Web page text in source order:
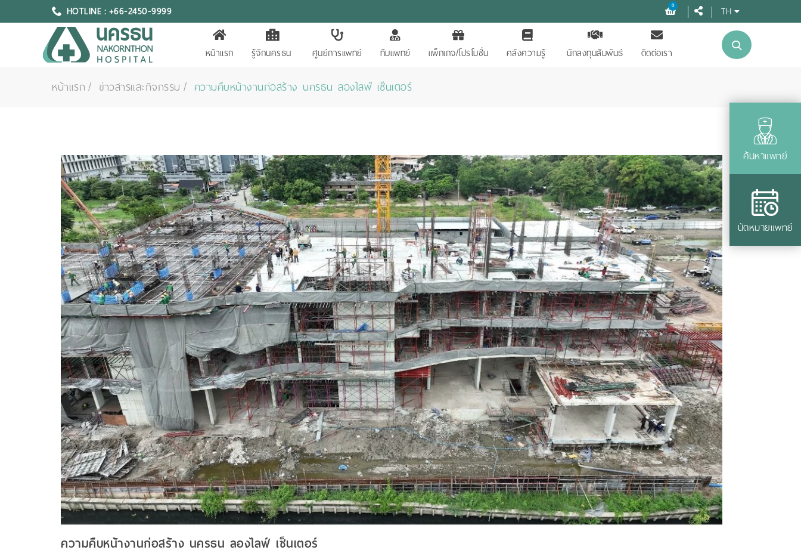
HOTLINE : +66-2450-9999 0 TH
หน้าแรก รู้จักนครธน ศูนย์การแพทย์ ทีมแพทย์ แพ็กเกจ/โปรโมชั่น คลังความรู้ นักลงทุนสัมพันธ์ ติดต่อเรา
ค้นหาแพทย์
นัดหมายแพทย์
หน้าแรก ข่าวสารและกิจกรรม ความคืบหน้างานก่อสร้าง นครธน ลองไลฟ์ เซ็นเตอร์
ความคืบหน้างานก่อสร้าง นครธน ลองไลฟ์ เซ็นเตอร์